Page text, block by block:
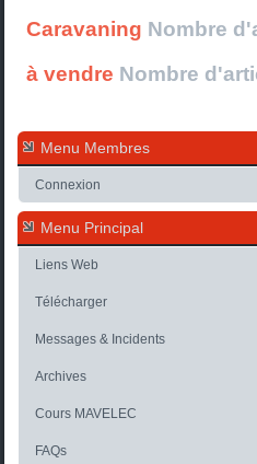
Caravaning Nombre
à vendre Nombre
Menu Membres
Connexion
Menu Principal
Liens Web
Télécharger
Messages & Incidents
Archives
Cours MAVELEC
FAQs